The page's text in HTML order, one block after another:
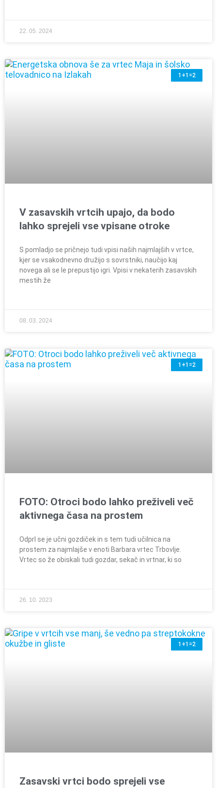
22. 05. 2024
1+1=2
V zasavskih vrtcih upajo, da bodo
lahko sprejeli vse vpisane otroke
S pomladjo se pričnejo tudi vpisi naših najmlajših v vrtce,
kjer se vsakodnevno družijo s sovrstniki, naučijo kaj
novega ali se le prepustijo igri. Vpisi v nekaterih zasavskih
mestih že
08. 03. 2024
1+1=2
FOTO: Otroci bodo lahko preživeli več
aktivnega časa na prostem
Odprl se je učni gozdiček in s tem tudi učilnica na
prostem za najmlajše v enoti Barbara vrtec Trbovlje.
Vrtec so že obiskali tudi gozdar, sekač in vrtnar, ki so
26. 10. 2023
1+1=2
Zasavski vrtci bodo sprejeli vse